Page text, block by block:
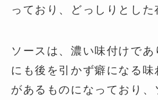
っており、どっしりとした
ソースは、濃い味付けで
にも後を引かず癖になる味
があるものになっており、